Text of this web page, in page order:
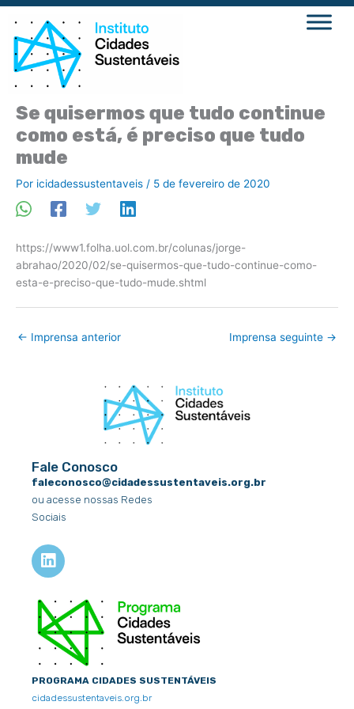
Ir
para
conteúdo
Se quisermos que tudo continue
como está, é preciso que tudo
mude
Por icidadessustentaveis / 5 de fevereiro de 2020
https://www1.folha.uol.com.br/colunas/jorge-
abrahao/2020/02/se-quisermos-que-tudo-continue-como-
esta-e-preciso-que-tudo-mude.shtml
← Imprensa anterior Imprensa seguinte →
Fale Conosco
faleconosco@cidadessustentaveis.org.br
ou acesse nossas Redes
Sociais
L
i
k
e
d
n
PROGRAMA CIDADES SUSTENTÁVEIS
cidadessustentaveis.org.br